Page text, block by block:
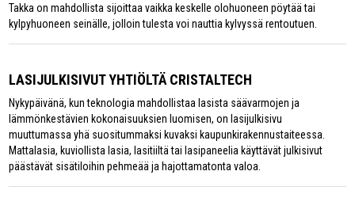
Takka on mahdollista sijoittaa vaikka keskelle olohuoneen pöytää tai
kylpyhuoneen seinälle, jolloin tulesta voi nauttia kylvyssä rentoutuen.
LASIJULKISIVUT YHTIÖLTÄ CRISTALTECH
Nykypäivänä, kun teknologia mahdollistaa lasista säävarmojen ja
lämmönkestävien kokonaisuuksien luomisen, on lasijulkisivu
muuttumassa yhä suositummaksi kuvaksi kaupunkirakennustaiteessa.
Mattalasia, kuviollista lasia, lasitiiltä tai lasipaneelia käyttävät julkisivut
päästävät sisätiloihin pehmeää ja hajottamatonta valoa.